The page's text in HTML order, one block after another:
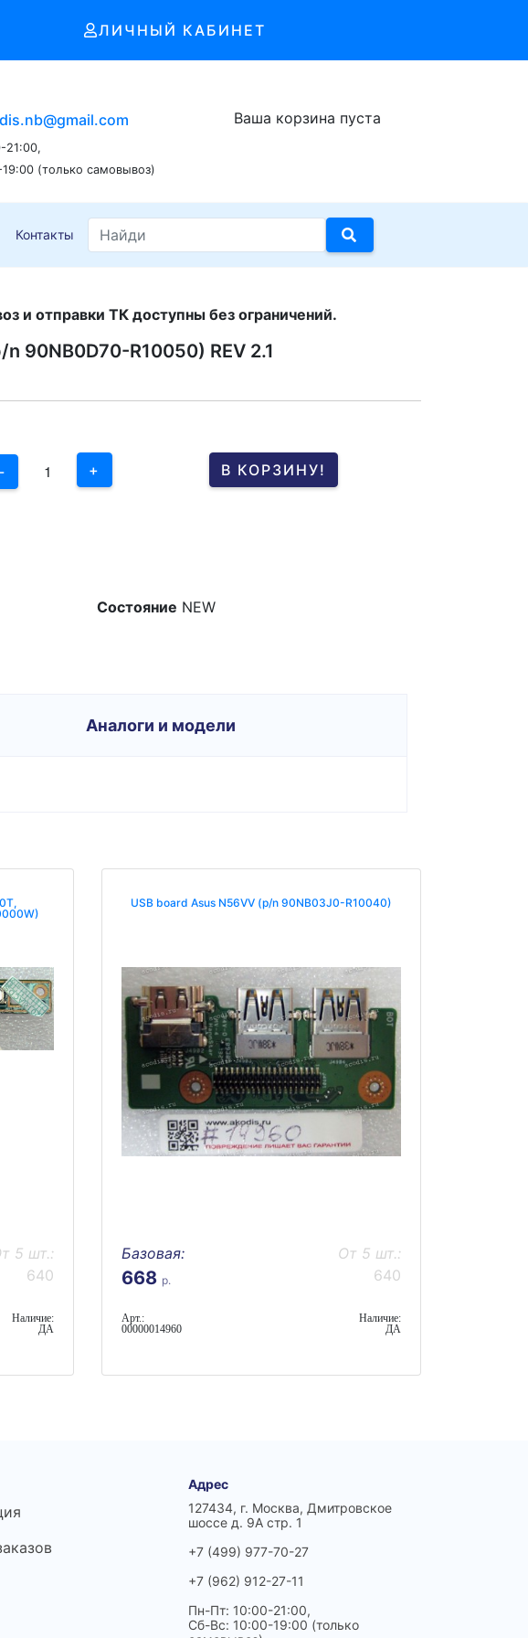
ЛИЧНЫЙ КАБИНЕТ
21:00,
(только самовывоз)
Ваша корзина пуста
Контакты
и отправки ТК доступны без ограничений.
90NB0D70-R10050) REV 2.1
-
3
1
+ В КОРЗИНУ!
Состояние NEW
Аналоги и модели
5 шт.:
640
Наличие:
ДА
USB board Asus N56VV (p/n 90NB03J0-R10040)
Базовая:
668 р.
От 5 шт.:
640
Арт.:
00000014960
Наличие:
ДА
Адрес
127434, г. Москва, Дмитровское
шоссе д. 9А стр. 1
+7 (499) 977-70-27
+7 (962) 912-27-11
Пн-Пт: 10:00-21:00,
Сб-Вс: 10:00-19:00 (только